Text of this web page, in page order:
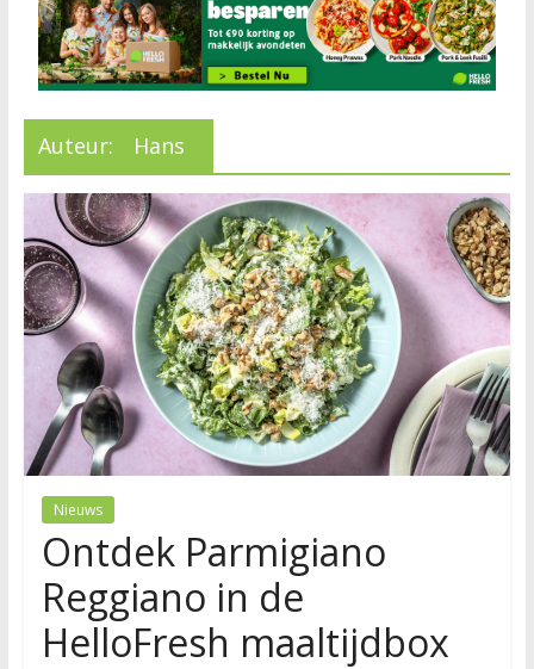
Auteur: Hans
Nieuws
Ontdek Parmigiano
Reggiano in de
HelloFresh maaltijdbox